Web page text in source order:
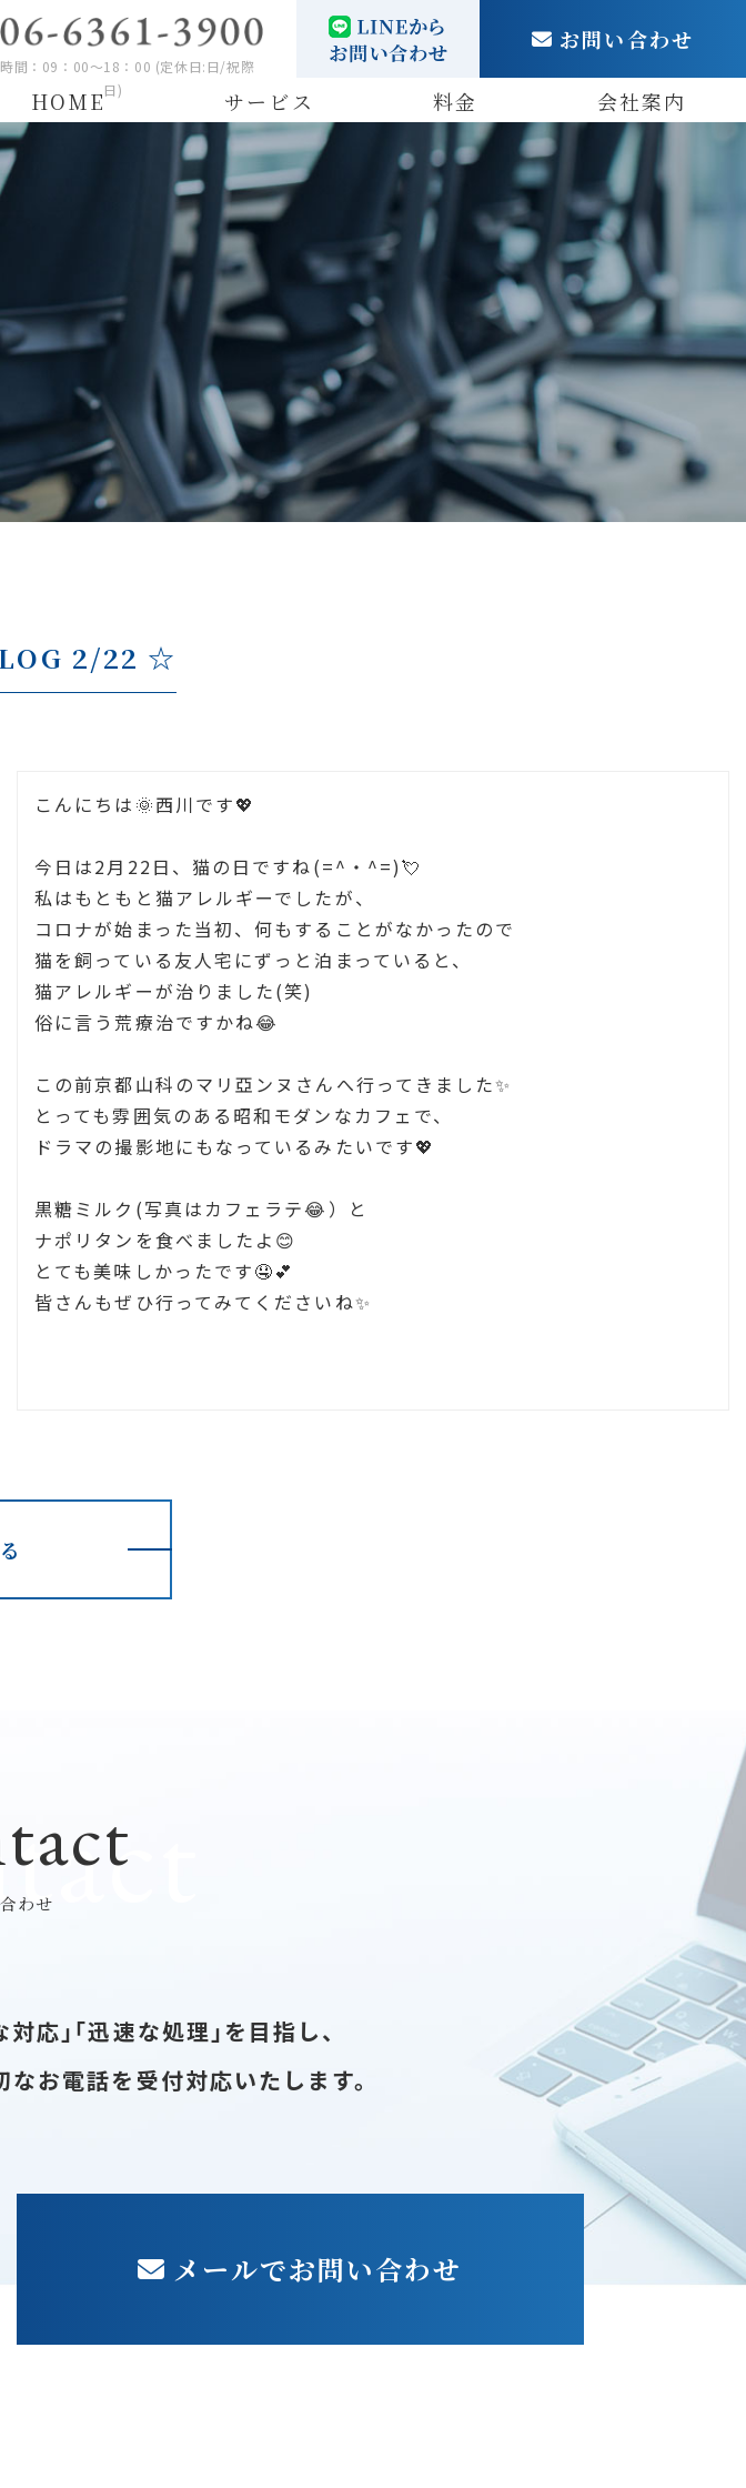
間：09：00～18：00 (定休日:日/祝際
日)
お問い合わせ
HOME サービス 料金 会社案内
2/22 ☆
こんにちは🌞西川です💖
今日は2月22日、猫の日ですね(=^・^=)💘
私はもともと猫アレルギーでしたが、
コロナが始まった当初、何もすることがなかったので
猫を飼っている友人宅にずっと泊まっていると、
猫アレルギーが治りました(笑)
俗に言う荒療治ですかね😂
この前京都山科のマリ亞ンヌさんへ行ってきました✨
とっても雰囲気のある昭和モダンなカフェで、
ドラマの撮影地にもなっているみたいです💖
黒糖ミルク(写真はカフェラテ😂）と
ナポリタンを食べましたよ😊
とても美味しかったです🤤💕
皆さんもぜひ行ってみてくださいね✨
わせ
応｣｢迅速な処理｣を目指し、
お電話を受付対応いたします。
メールでお問い合わせ